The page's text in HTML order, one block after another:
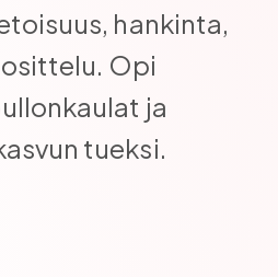
hankinta,
Opi
ja
tueksi.